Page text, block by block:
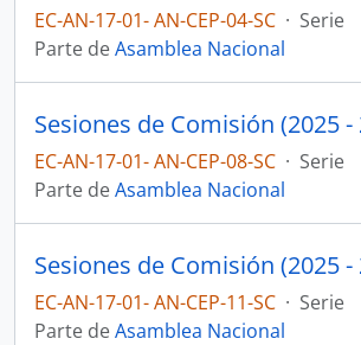
EC-AN-17-01- AN-CEP-04-SC · Serie
Parte deAsamblea Nacional
Sesiones de Comisión (2025 -
EC-AN-17-01- AN-CEP-08-SC · Serie
Parte deAsamblea Nacional
Sesiones de Comisión (2025 -
EC-AN-17-01- AN-CEP-11-SC · Serie
Parte deAsamblea Nacional